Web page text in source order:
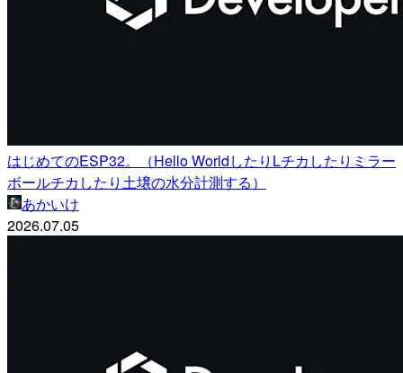
はじめてのESP32。（Hello WorldしたりLチカしたりミラー
ボールチカしたり土壌の水分計測する）
あかいけ
2026.07.05